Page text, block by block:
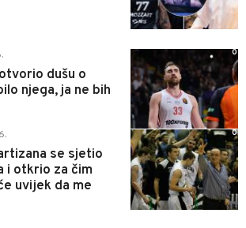
dušu o
njega, ja ne bih
0
se sjetio
i otkrio za čim
uvijek da me
0